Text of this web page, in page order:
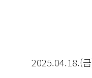
2025.04.18.(